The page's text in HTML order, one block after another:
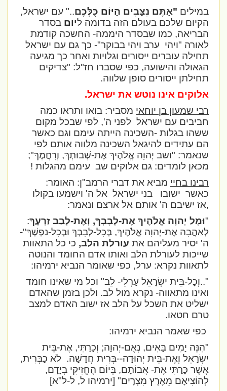
במילים"אַתֶּם נִצָּבִים הַיּוֹם כֻּלְּכֶם.." עם ישראל,
הקיום שלכם בעולם הזה בדומה ל יוםבסדר
הבריאה, כמו שבסדר היממה- החשכה קודמת
לאורה "ויהי ערב ויהי בבוקר"- כך גם עם ישראל
תחילה עוברים ייסורים וגלויות ואחר כך מגיעה
הגאולה והישועה, כפי שסברו חז"ל: "צדיקים
תחילתן ייסורים סופן שלווה.
אלוקים אינו נוטש את ישראל.
רבי שמעון בן יוחאימסביר: בואו ותראו כמה
חביבים עם ישראל לפני ה', לפי שבכל מקום
ששהו בגלות -השכינה הייתה עימם וגם כאשר
הם עתידים להיגאל השכינה מלווה אותם לפי
שנאמר: "ושביְהוָה אֱלֹהֶיךָ אֶת-שְׁבוּתְךָ, וְרִחֲמֶךָ";
מכאן לומדים: גם אלוקים שב עימם מהגלות !
רבינו בחיימביא את דברי הרמב"ן: האומר:
כאשר ישובו בני ישראל אל ה' וישמעו בקולו
,אז ישיבם ה' אותם אל ארצם ונאמר:
וּמָל יְהוָה אֱלֹהֶיךָ אֶת-לְבָבְךָ, וְאֶת-לְבַב זַרְעֶךָ:
לְאַהֲבָה אֶת-יְהוָה אֱלֹהֶיךָ, בְּכָל-לְבָבְךָ וּבְכָל-נַפְשְׁךָ"-
ה' יסיר מעליהם אתעורלת הלב,כי כל התאוות
שייכות לעורלת הלב ואותו אדם החומד והנוטה
לתאוות נקרא: ערל, כפי שאומר הנביא ירמיהו:
"..וְכָל-בֵּית יִשְׂרָאֵל עַרְלֵי- לֵב" וכל מי שאינו חומד
ואינו מתאווה- נקרא מול לב. ולכן בזמן שהאדם
ישליט את השכל על הלב אז ישוב האדם למצב
טרם חטאו.
כפי שאמר הנביא ירמיהו:
"הִנֵּה יָמִים בָּאִים, נְאֻם-יְהוָה; וְכָרַתִּי, אֶת-בֵּית
יִשְׂרָאֵל וְאֶת-בֵּית יְהוּדָה--בְּרִית חֲדָשָׁה. לֹא כַבְּרִית,
אֲשֶׁר כָּרַתִּי אֶת- אֲבוֹתָם, בְּיוֹם הֶחֱזִיקִי בְיָדָם,
לְהוֹצִיאָם מֵאֶרֶץ מִצְרָיִם" [ירמיהו ל, ל-ל"א]